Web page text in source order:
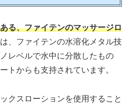
る、ファイテンのマッサージロ
、ファイテンの水溶化メタル技
レベルで水中に分散したもの
トからも支持されています。
クスローションを使用すること